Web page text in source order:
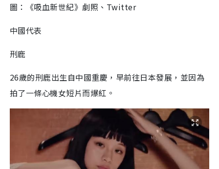
圖：《吸血新世紀》劇照、Twitter
中國代表
刑鹿
26歲的刑鹿出生自中國重慶，早前往日本發展，並因為
拍了一條心機女短片而爆紅。